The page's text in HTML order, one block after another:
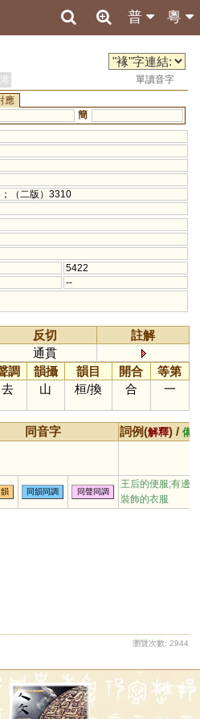
粵
普
港
單讀音字
應
簡
；（二版）3310
5422
--
反切
註解
通貫
調 韻攝 韻目 開合
等第
去 山 桓/換 合 一
同音字 詞例(解釋) / 備
韻 同韻同調 同聲同調
王后的便服;有邊沿
裝飾的衣服
瀏覽次數: 2944